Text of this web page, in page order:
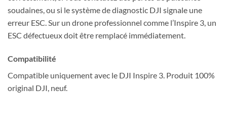
soudaines, ou si le système de diagnostic DJI signale une
erreur ESC. Sur un drone professionnel comme l’Inspire 3, un
ESC défectueux doit être remplacé immédiatement.
Compatibilité
Compatible uniquement avec le DJI Inspire 3. Produit 100%
original DJI, neuf.